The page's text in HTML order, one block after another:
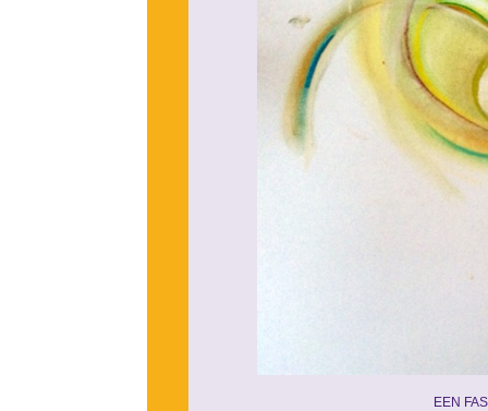
EEN